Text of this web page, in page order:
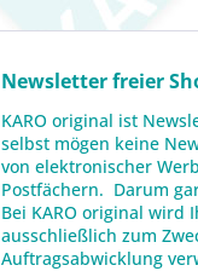
Newsletter freier
KARO original ist
selbst mögen keine
von elektronischer
Postfächern. Darum
Bei KARO original wird
ausschließlich zum
Auftragsabwicklung